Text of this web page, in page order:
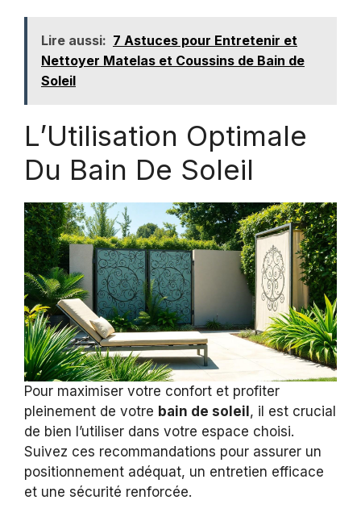
Lire aussi: 7 Astuces pour Entretenir et
Nettoyer Matelas et Coussins de Bain de
Soleil
L’Utilisation Optimale
Du Bain De Soleil
Pour maximiser votre confort et profiter
pleinement de votre bain de soleil , il est crucial
de bien l’utiliser dans votre espace choisi.
Suivez ces recommandations pour assurer un
positionnement adéquat, un entretien efficace
et une sécurité renforcée.